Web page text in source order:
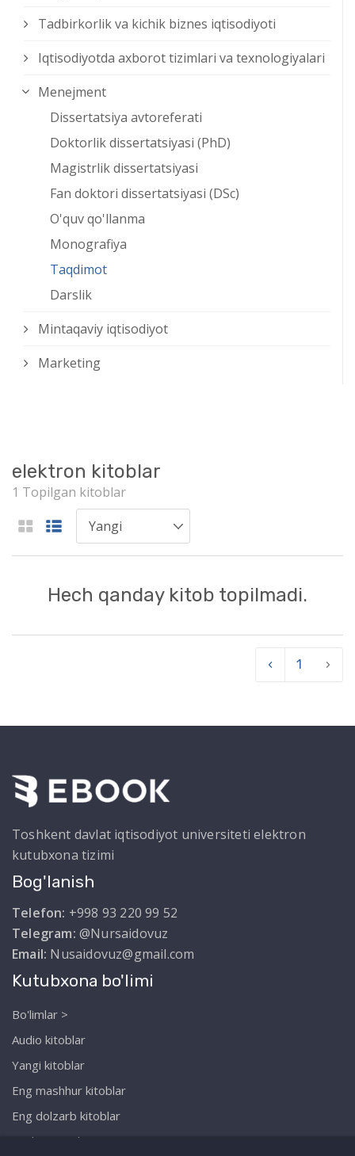
Tadbirkorlik va kichik biznes iqtisodiyoti
Iqtisodiyotda axborot tizimlari va texnologiyalari
Menejment
Dissertatsiya avtoreferati
Doktorlik dissertatsiyasi (PhD)
Magistrlik dissertatsiyasi
Fan doktori dissertatsiyasi (DSc)
O'quv qo'llanma
Monografiya
Taqdimot
Darslik
Mintaqaviy iqtisodiyot
Marketing
elektron kitoblar
1 Topilgan kitoblar
Hech qanday kitob topilmadi.
‹ 1 ›
Toshkent davlat iqtisodiyot universiteti elektron
kutubxona tizimi
Bog'lanish
Telefon: +998 93 220 99 52
Telegram: @Nursaidovuz
Email: Nusaidovuz@gmail.com
Kutubxona bo'limi
Bo'limlar >
Audio kitoblar
Yangi kitoblar
Eng mashhur kitoblar
Eng dolzarb kitoblar
Biz haqimizda